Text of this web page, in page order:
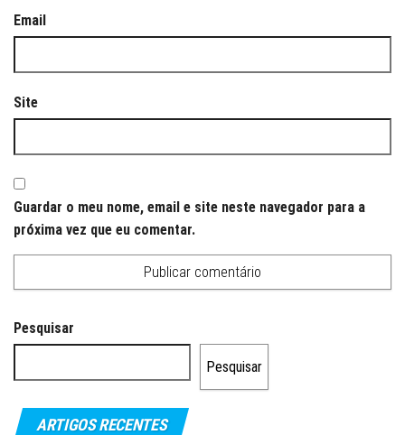
Email
Site
Guardar o meu nome, email e site neste navegador para a
próxima vez que eu comentar.
Pesquisar
Pesquisar
ARTIGOS RECENTES